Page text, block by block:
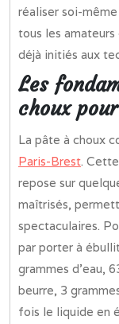
réaliser soi-
tous les amateurs
déjà initiés aux
Les
choux
La pâte à choux
Paris-Brest.
repose sur
maîtrisés,
spectaculaires.
par porter à
grammes d’eau,
beurre, 3
fois le liquide en